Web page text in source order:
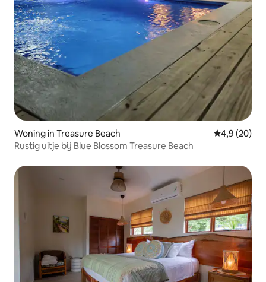
Woning in Treasure Beach Gemiddelde
4,9 (20)
Rustig uitje bij Blue Blossom Treasure Beach